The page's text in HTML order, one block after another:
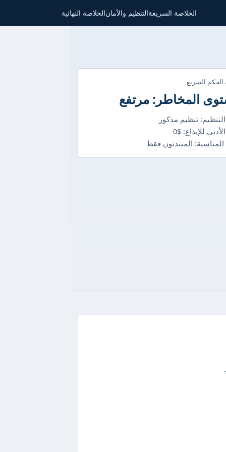
الخلاصة السريعةالتنظيم والأمانالخلاصة النهائية
الحكم السريع
المخاطر: مرتفع
تنظيم مذكور
للإيداع: $0
المناسبة: المبتدئون فقط